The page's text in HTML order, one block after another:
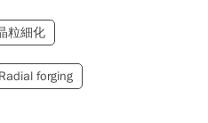
粒細化
Radial forging